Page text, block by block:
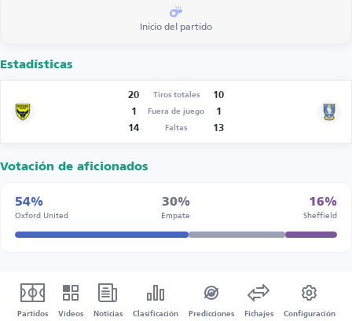
Inicio del partido
Estadísticas
20 Tiros totales
10
1
Fuera de juego
1
14
Faltas 13
Votación de aficionados
54%
Oxford United
30%
Empate
16%
Sheffield
Partidos Vídeos Noticias Clasificación Predicciones Fichajes Configuración